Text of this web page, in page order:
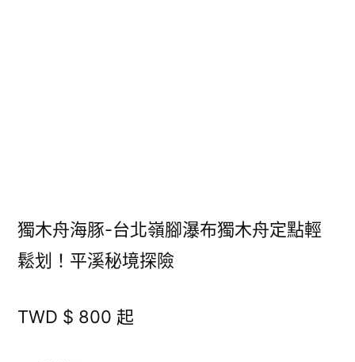
獨木舟海豚-台北嶺腳瀑布獨木舟定點輕
鬆划！平溪秘境探險
TWD $ 800 起